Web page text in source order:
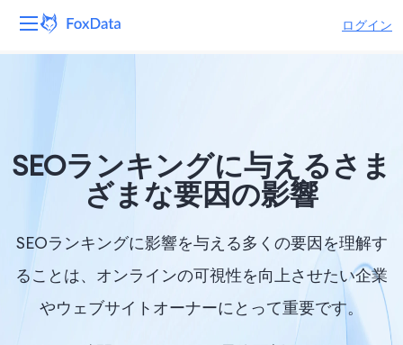
ログイン
ソリューション
会社
SEOランキングに与えるさま
ざまな要因の影響
SEOランキングに影響を与える多くの要因を理解す
ることは、オンラインの可視性を向上させたい企業
やウェブサイトオーナーにとって重要です。